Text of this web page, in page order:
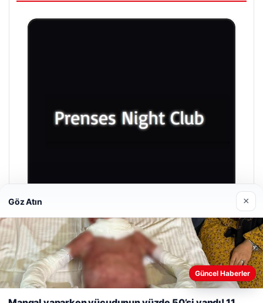
Prenses Night Club
29/04/2026
Web sitemizi nasıl kullandığınızı daha iyi anlayabilmek,
Göz Atın ×
Güncel Haberler